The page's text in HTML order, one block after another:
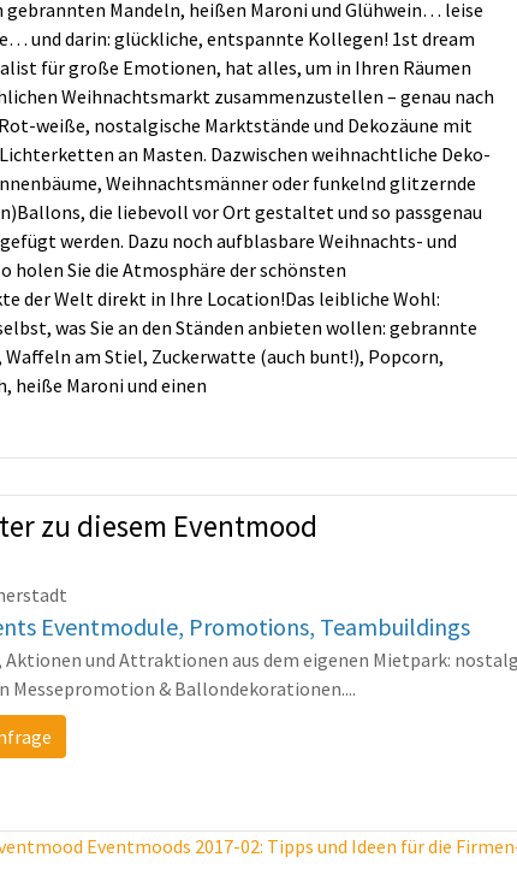
gebrannten Mandeln, heißen Maroni und Glühwein… leise
und darin: glückliche, entspannte Kollegen! 1st dream
für große Emotionen, hat alles, um in Ihren Räumen
Weihnachtsmarkt zusammenzustellen – genau nach
weiße, nostalgische Marktstände und Dekozäune mit
an Masten. Dazwischen weihnachtliche Deko-
Weihnachtsmänner oder funkelnd glitzernde
die liebevoll vor Ort gestaltet und so passgenau
werden. Dazu noch aufblasbare Weihnachts- und
holen Sie die Atmosphäre der schönsten
der Welt direkt in Ihre Location!Das leibliche Wohl:
was Sie an den Ständen anbieten wollen: gebrannte
Waffeln am Stiel, Zuckerwatte (auch bunt!), Popcorn,
heiße Maroni und einen
zu diesem Eventmood
Eventmodule, Promotions, Teambuildings
Aktionen und Attraktionen aus dem eigenen Mietpark:
Messepromotion & Ballondekorationen....
Eventmoods 2017-02: Tipps und Ideen für die